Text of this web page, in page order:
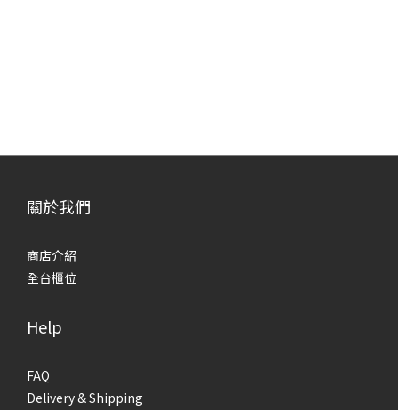
關於我們
商店介紹
全台櫃位
Help
FAQ
Delivery & Shipping